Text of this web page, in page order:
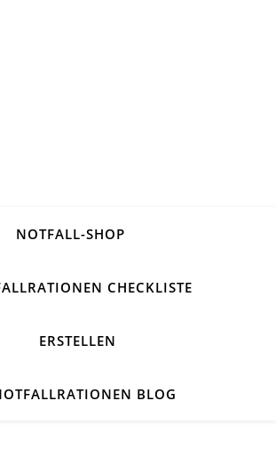
NOTFALL-SHOP
CHECKLISTE
ERSTELLEN
BLOG